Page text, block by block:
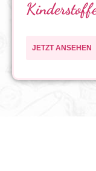
JETZT ANSEHEN